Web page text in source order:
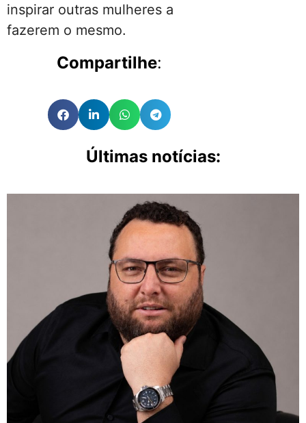
inspirar outras mulheres a
fazerem o mesmo.
Compartilhe:
Últimas notícias: